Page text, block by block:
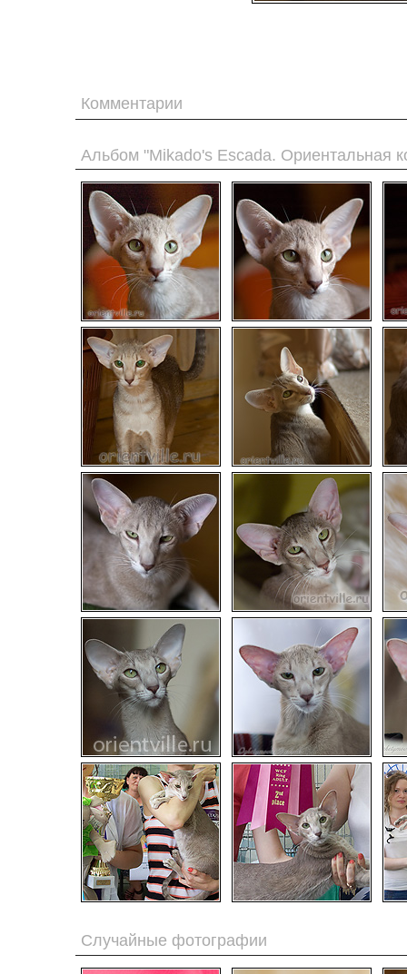
Комментарии
Альбом "Mikado's Escada. Ориентальная
Случайные фотографии